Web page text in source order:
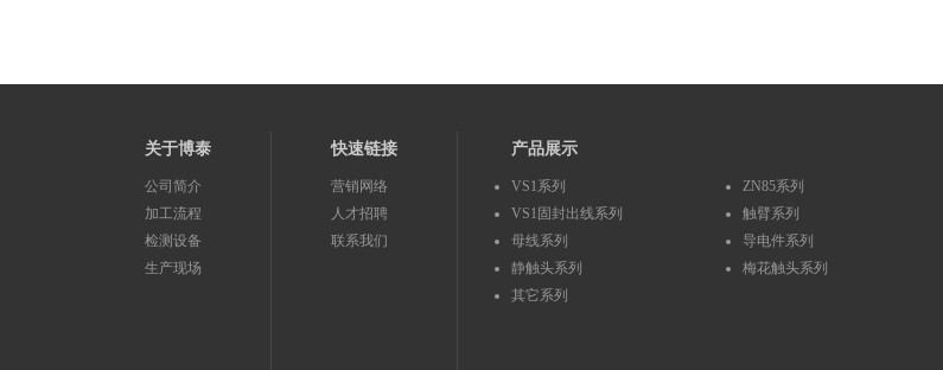
关于博泰
公司简介
加工流程
检测设备
生产现场
快速链接
营销网络
人才招聘
联系我们
产品展示
VS1系列
ZN85系列
VS1固封出线系列
触臂系列
母线系列
导电件系列
静触头系列
梅花触头系列
其它系列